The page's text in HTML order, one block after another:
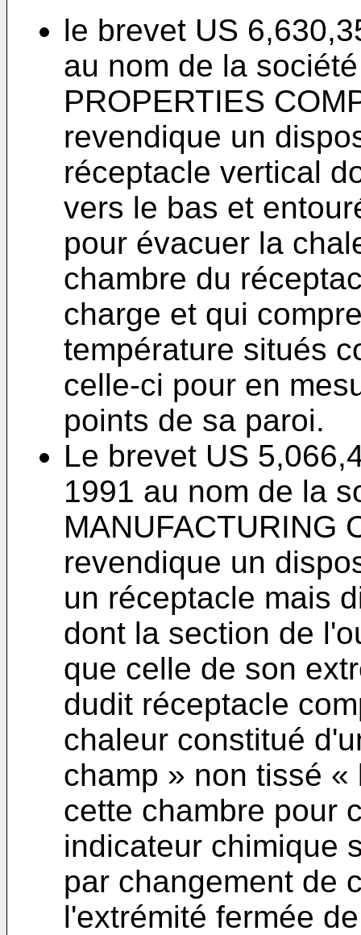
le brevet US
au nom de la
PROPERTIES
revendique un
réceptacle vertical
vers le bas et
pour évacuer la
chambre du
charge et qui
température situés
celle-ci pour en
points de sa paroi.
Le brevet US
1991 au nom de la
MANUFACTURING
revendique un
un réceptacle mais
dont la section de
que celle de son
dudit réceptacle
chaleur constitué
champ » non tissé
cette chambre pour
indicateur chimique
par changement de
l'extrémité fermée